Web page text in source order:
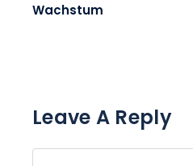
Wachstum
Leave A Reply